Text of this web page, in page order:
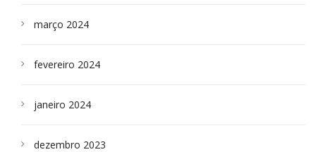
março 2024
fevereiro 2024
janeiro 2024
dezembro 2023